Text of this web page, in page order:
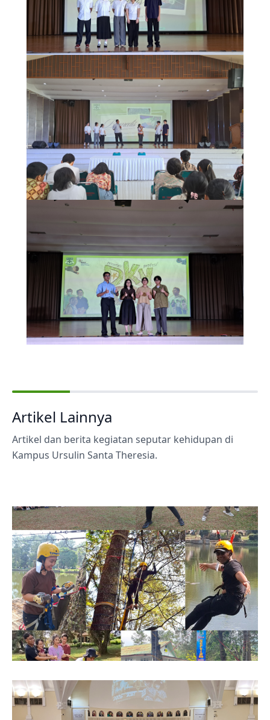
Artikel Lainnya
Artikel dan berita kegiatan seputar kehidupan di
Kampus Ursulin Santa Theresia.